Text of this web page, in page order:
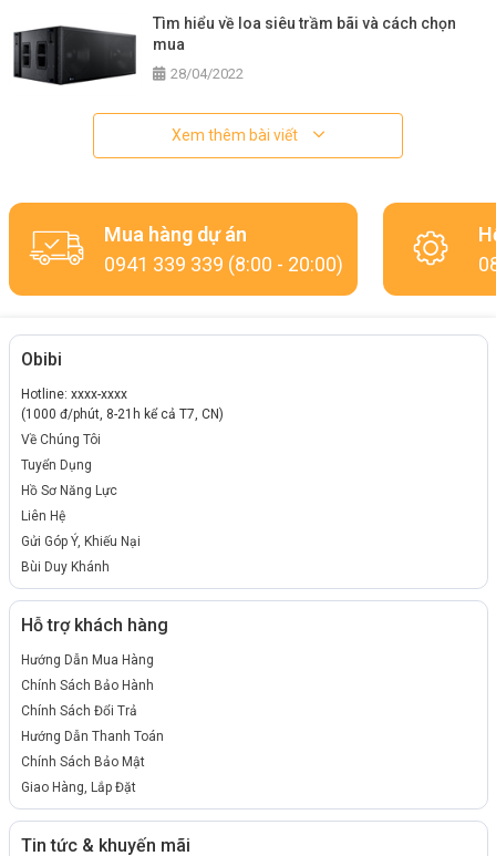
Tìm hiểu về loa siêu trầm bãi và cách chọn
mua
28/04/2022
Xem thêm bài viết
Mua hàng dự án
0941 339 339 (8:00 - 20:00)
Obibi
Hotline: xxxx-xxxx
(1000 đ/phút, 8-21h kể cả T7, CN)
Về Chúng Tôi
Tuyển Dụng
Hồ Sơ Năng Lực
Liên Hệ
Gửi Góp Ý, Khiếu Nại
Bùi Duy Khánh
Hỗ trợ khách hàng
Hướng Dẫn Mua Hàng
Chính Sách Bảo Hành
Chính Sách Đổi Trả
Hướng Dẫn Thanh Toán
Chính Sách Bảo Mật
Giao Hàng, Lắp Đặt
Tin tức & khuyến mãi